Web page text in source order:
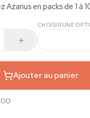
en packs de 1 à
CHOISIR UNE
Ajouter au panier